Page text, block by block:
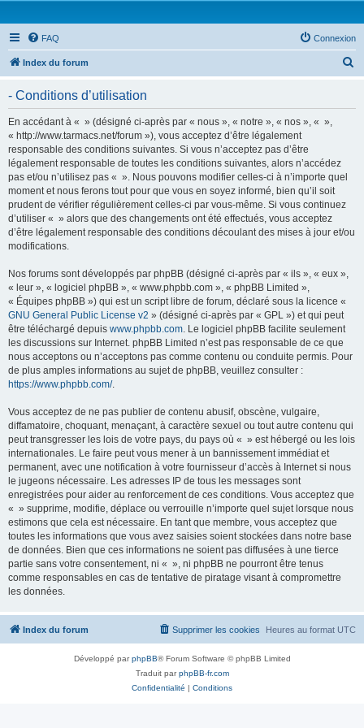
FAQ Connexion
Index du forum
- Conditions d’utilisation
En accédant à « » (désigné ci-après par « nous », « notre », « nos », « »,
« http://www.tarmacs.net/forum »), vous acceptez d’être légalement
responsable des conditions suivantes. Si vous n’acceptez pas d’être
légalement responsable de toutes les conditions suivantes, alors n’accédez
pas et/ou n’utilisez pas « ». Nous pouvons modifier celles-ci à n’importe quel
moment et nous ferons tout pour que vous en soyez informé, bien qu’il soit
prudent de vérifier régulièrement celles-ci par vous-même. Si vous continuez
d’utiliser « » alors que des changements ont été effectués, vous acceptez
d’être légalement responsable des conditions découlant des mises à jour et/ou
modifications.
Nos forums sont développés par phpBB (désigné ci-après par « ils », « eux »,
« leur », « logiciel phpBB », « www.phpbb.com », « phpBB Limited »,
« Équipes phpBB ») qui est un script libre de forum, déclaré sous la licence «
GNU General Public License v2 » (désigné ci-après par « GPL ») et qui peut
être téléchargé depuis www.phpbb.com. Le logiciel phpBB facilite seulement
les discussions sur Internet. phpBB Limited n’est pas responsable de ce que
nous acceptons ou n’acceptons pas comme contenu ou conduite permis. Pour
de plus amples informations au sujet de phpBB, veuillez consulter :
https://www.phpbb.com/.
Vous acceptez de ne pas publier de contenu abusif, obscène, vulgaire,
diffamatoire, choquant, menaçant, à caractère sexuel ou tout autre contenu qui
peut transgresser les lois de votre pays, du pays où « » est hébergé ou les lois
internationales. Le faire peut vous mener à un bannissement immédiat et
permanent, avec une notification à votre fournisseur d’accès à Internet si nous
le jugeons nécessaire. Les adresses IP de tous les messages sont
enregistrées pour aider au renforcement de ces conditions. Vous acceptez que
« » supprime, modifie, déplace ou verrouille n’importe quel sujet lorsque nous
estimons que cela est nécessaire. En tant que membre, vous acceptez que
toutes les informations que vous avez saisies soient stockées dans notre base
de données. Bien que ces informations ne soient pas diffusées à une tierce
partie sans votre consentement, ni « », ni phpBB ne pourront être tenus
comme responsables en cas de tentative de piratage visant à compromettre
les données.
Index du forum Heures au format UTC
Supprimer les cookies
Développé parphpBB® Forum Software © phpBB Limited
Traduit parphpBB-fr.com
Confidentialité | Conditions